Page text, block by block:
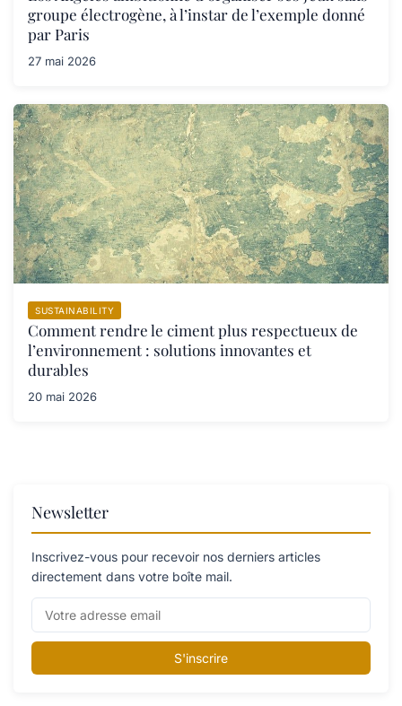
groupe électrogène, à l’instar de l’exemple donné
par Paris
27 mai 2026
SUSTAINABILITY
Comment rendre le ciment plus respectueux de
l’environnement : solutions innovantes et
durables
20 mai 2026
Newsletter
Inscrivez-vous pour recevoir nos derniers articles
directement dans votre boîte mail.
S'inscrire